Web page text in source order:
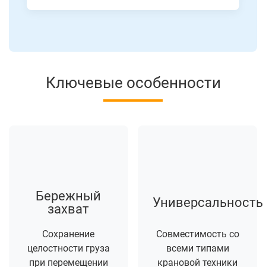
Ключевые особенности
Бережный
захват
Сохранение
целостности груза
при перемещении
Универсальность
Совместимость со
всеми типами
крановой техники